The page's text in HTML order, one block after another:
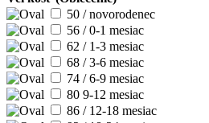
50 / novorodenec
56 / 0-1 mesiac
62 / 1-3 mesiac
68 / 3-6 mesiac
74 / 6-9 mesiac
80 9-12 mesiac
86 / 12-18 mesiac